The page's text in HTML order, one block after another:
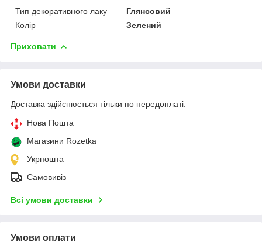
Тип декоративного лаку
Глянсовий
Колір
Зелений
Приховати
Умови доставки
Доставка здійснюється тільки по передоплаті.
Нова Пошта
Магазини Rozetka
Укрпошта
Самовивіз
Всі умови доставки
Умови оплати